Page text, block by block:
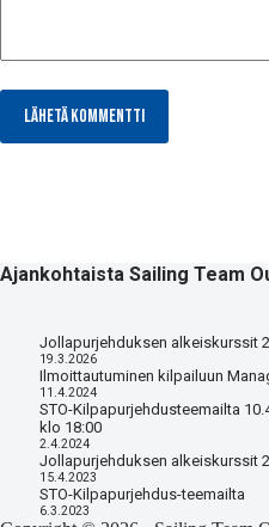
Lähetä kommentti
Ajankohtaista Sailing Team
Jollapurjehduksen alkeiskurssit
19.3.2026
Ilmoittautuminen kilpailuun
11.4.2024
STO-Kilpapurjehdusteemailta
klo 18:00
2.4.2024
Jollapurjehduksen alkeiskurssit
15.4.2023
STO-Kilpapurjehdus-teemailta
6.3.2023